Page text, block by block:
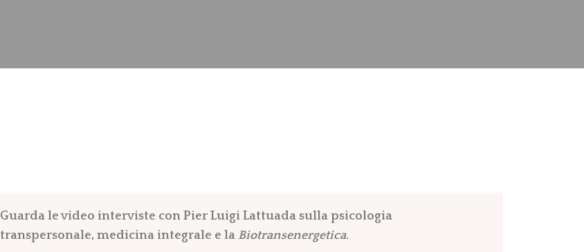
Guarda le video interviste con Pier Luigi Lattuada sulla psicologia
transpersonale, medicina integrale e la Biotransenergetica.